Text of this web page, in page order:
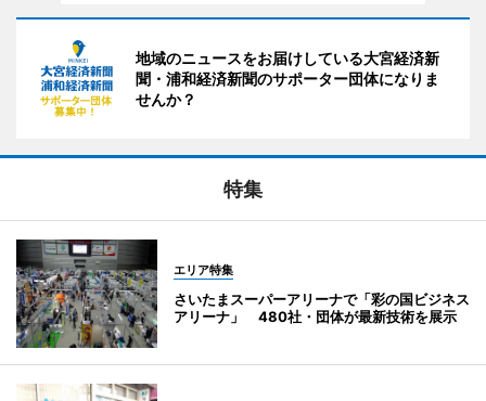
地域のニュースをお届けしている大宮経済新
聞・浦和経済新聞のサポーター団体になりま
せんか？
特集
エリア特集
さいたまスーパーアリーナで「彩の国ビジネス
アリーナ」 480社・団体が最新技術を展示